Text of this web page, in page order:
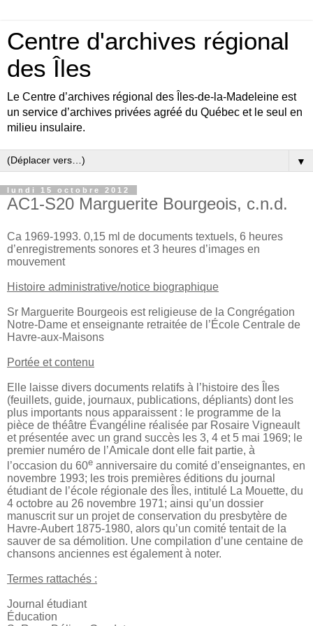
Centre d'archives régional
des Îles
Le Centre d’archives régional des Îles-de-la-Madeleine est
un service d’archives privées agréé du Québec et le seul en
milieu insulaire.
▼
lundi 15 octobre 2012
AC1-S20 Marguerite Bourgeois, c.n.d.
Ca 1969-1993. 0,15 ml de documents textuels, 6 heures
d’enregistrements sonores et 3 heures d’images en
mouvement
Histoire administrative/notice biographique
Sr Marguerite Bourgeois est religieuse de la Congrégation
Notre-Dame et enseignante retraitée de l’École Centrale de
Havre-aux-Maisons
Portée et contenu
Elle laisse divers documents relatifs à l’histoire des Îles
(feuillets, guide, journaux, publications, dépliants) dont les
plus importants nous apparaissent : le programme de la
pièce de théâtre Évangéline réalisée par Rosaire Vigneault
et présentée avec un grand succès les 3, 4 et 5 mai 1969; le
premier numéro de l’Amicale dont elle fait partie, à
l’occasion du 60e anniversaire du comité d’enseignantes, en
novembre 1993; les trois premières éditions du journal
étudiant de l’école régionale des Îles, intitulé La Mouette, du
4 octobre au 26 novembre 1971; ainsi qu’un dossier
manuscrit sur un projet de conservation du presbytère de
Havre-Aubert 1875-1980, alors qu’un comité tentait de la
sauver de sa démolition. Une compilation d’une centaine de
chansons anciennes est également à noter.
Termes rattachés :
Journal étudiant
Éducation